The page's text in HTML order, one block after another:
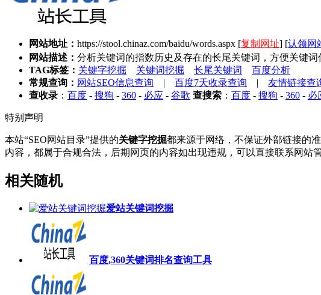
网站地址： https://stool.chinaz.com/baidu/words.aspx [复制网址] [认领网
网站描述： 分析关键词的指数历史及存在的长尾关键词，方便关键词
TAG标签： 关键字挖掘 关键词挖掘 长尾关键词
百度分析
常规查询： 网站SEO信息查询 | 百度7天收录查询 | 友情链接查
查收录 ： 百度 - 搜狗 - 360 - 必应 - 谷歌 查搜索 ： 百度 - 搜狗 - 360 - 必
特别声明
本站“SEO网站目录”提供的关键字挖掘都来源于网络，不保证外部链接的
内容，都属于合规合法，后期网页的内容如出现违规，可以直接联系网
相关随机
爱站关键词挖掘
百度,360关键词排名查询工具